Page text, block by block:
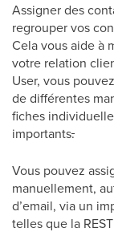
Assigner des
regrouper vos
Cela vous aide à
votre relation
User, vous
de différentes
fiches
importants.
Vous pouvez
manuellement,
d’email, via un
telles que la